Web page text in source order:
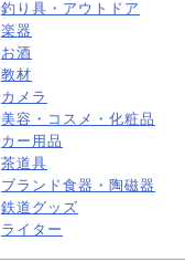
釣り具・アウトドア
楽器
お酒
教材
カメラ
美容・コスメ・化粧品
カー用品
茶道具
ブランド食器・陶磁器
鉄道グッズ
ライター